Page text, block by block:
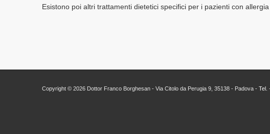
Esistono poi altri trattamenti dietetici specifici per i pazienti con
Copyright © 2026 Dottor Franco Borghesan - Via Citolo da Perugia 9, 35138 - Padova - Tel.